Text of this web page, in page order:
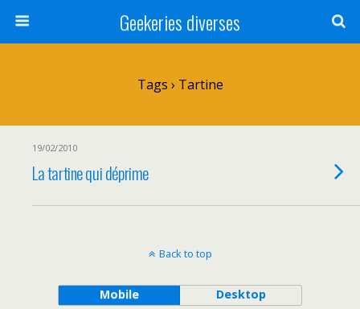
Geekeries diverses
Tags › Tartine
19/02/2010
La tartine qui déprime
Back to top
Mobile Desktop